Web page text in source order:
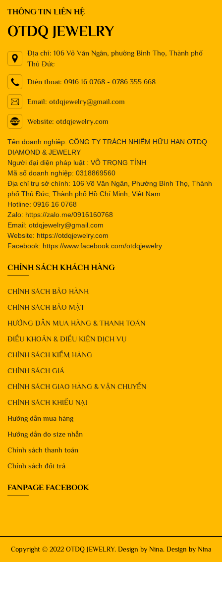
THÔNG TIN LIÊN HỆ
OTDQ JEWELRY
Địa chỉ: 106 Võ Văn Ngân, phường Bình Thọ, Thành phố
Thủ Đức
Điện thoại: 0916 16 0768 - 0786 355 668
Email: otdqjewelry@gmail.com
Website: otdqjewelry.com
Tên doanh nghiệp: CÔNG TY TRÁCH NHIỆM HỮU HẠN OTDQ
DIAMOND & JEWELRY
Người đại diện pháp luật : VÕ TRỌNG TÍNH
Mã số doanh nghiệp: 0318869560
Địa chỉ trụ sở chính: 106 Võ Văn Ngân, Phường Bình Thọ, Thành
phố Thủ Đức, Thành phố Hồ Chí Minh, Việt Nam
Hotline: 0916 16 0768
Zalo: https://zalo.me/0916160768
Email: otdqjewelry@gmail.com
Website: https://otdqjewelry.com
Facebook: https://www.facebook.com/otdqjewelry
CHÍNH SÁCH KHÁCH HÀNG
CHÍNH SÁCH BẢO HÀNH
CHÍNH SÁCH BẢO MẬT
HƯỚNG DẪN MUA HÀNG & THANH TOÁN
ĐIỀU KHOẢN & ĐIỀU KIỆN DỊCH VỤ
CHÍNH SÁCH KIỂM HÀNG
CHÍNH SÁCH GIÁ
CHÍNH SÁCH GIAO HÀNG & VẬN CHUYỂN
CHÍNH SÁCH KHIẾU NẠI
Hướng dẫn mua hàng
Hướng dẫn đo size nhẫn
Chính sách thanh toán
Chính sách đổi trả
FANPAGE FACEBOOK
Copyright © 2022 OTDQ JEWELRY. Design by Nina. Design by Nina